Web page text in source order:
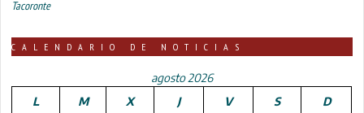
Tacoronte
CALENDARIO DE NOTICIAS
agosto 2026
L
M X J V S D